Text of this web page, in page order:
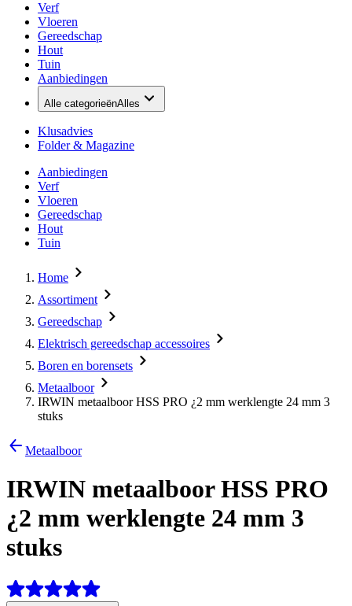
Verf
Vloeren
Gereedschap
Hout
Tuin
Aanbiedingen
Alle categorieënAlles
Klusadvies
Folder & Magazine
Aanbiedingen
Verf
Vloeren
Gereedschap
Hout
Tuin
Home
Assortiment
Gereedschap
Elektrisch gereedschap accessoires
Boren en borensets
Metaalboor
IRWIN metaalboor HSS PRO ¿2 mm werklengte 24 mm 3
stuks
Metaalboor
IRWIN metaalboor HSS PRO
¿2 mm werklengte 24 mm 3
stuks